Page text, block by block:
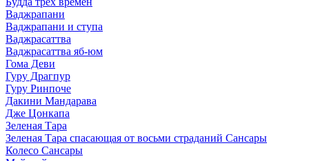
Ваджрапани
Ваджрапани и ступа
Ваджрасаттва
Ваджрасаттва яб-юм
Гома Деви
Гуру Драгпур
Гуру Ринпоче
Дакини Мандарава
Дже Цонкапа
Зеленая Тара
Зеленая Тара спасающая от восьми страданий Сансары
Колесо Сансары